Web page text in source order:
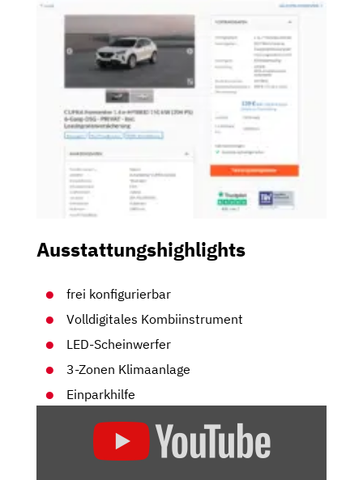
Ausstattungshighlights
frei konfigurierbar
Volldigitales Kombiinstrument
LED-Scheinwerfer
3-Zonen Klimaanlage
Einparkhilfe
FORMENTOR